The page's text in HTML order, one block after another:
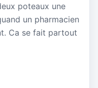
poteaux une
un pharmacien
Ca se fait partout